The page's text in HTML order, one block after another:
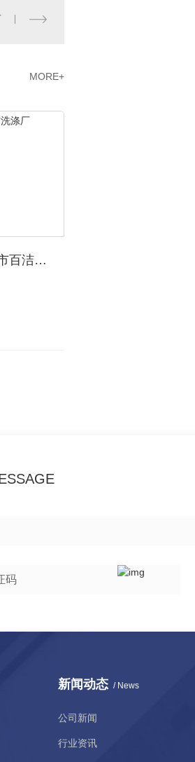
MORE+
洗涤设备合作案例-泸州市百洁洗涤厂
新闻动态 / News
公司新闻
行业资讯